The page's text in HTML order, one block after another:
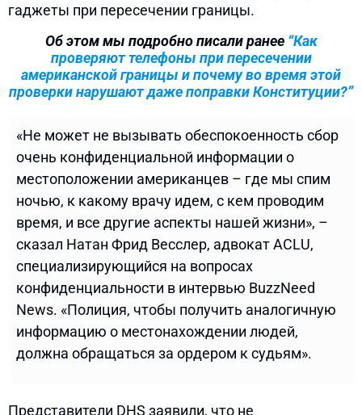
гаджеты при пересечении границы.
Об этом мы подробно писали ранее “Как
проверяют телефоны при пересечении
американской границы и почему во время этой
проверки нарушают даже поправки Конституции?”
«Не может не вызывать обеспокоенность сбор
очень конфиденциальной информации о
местоположении американцев – где мы спим
ночью, к какому врачу идем, с кем проводим
время, и все другие аспекты нашей жизни», –
сказал Натан Фрид Весслер, адвокат ACLU,
специализирующийся на вопросах
конфиденциальности в интервью BuzzNeed
News. «Полиция, чтобы получить аналогичную
информацию о местонахождении людей,
должна обращаться за ордером к судьям».
Представители DHS заявили, что не